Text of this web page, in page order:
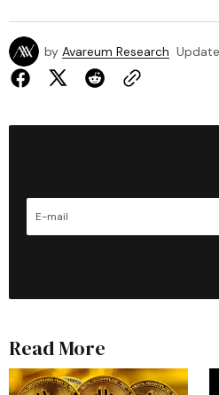
by Avareum Research
Read More